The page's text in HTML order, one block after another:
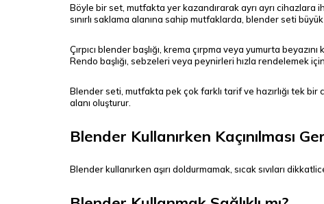
Böyle bir set, mutfakta yer kazandırarak ayrı ayrı
sınırlı saklama alanına sahip mutfaklarda, blender seti
Çırpıcı blender başlığı, krema çırpma veya yumurta
Rendo başlığı, sebzeleri veya peynirleri hızla rendelemek için
Blender seti, mutfakta pek çok farklı tarif ve hazırlığı tek
alanı oluşturur.
Blender Kullanırken Kaçınılması
Blender kullanırken aşırı doldurmamak, sıcak sıvıları